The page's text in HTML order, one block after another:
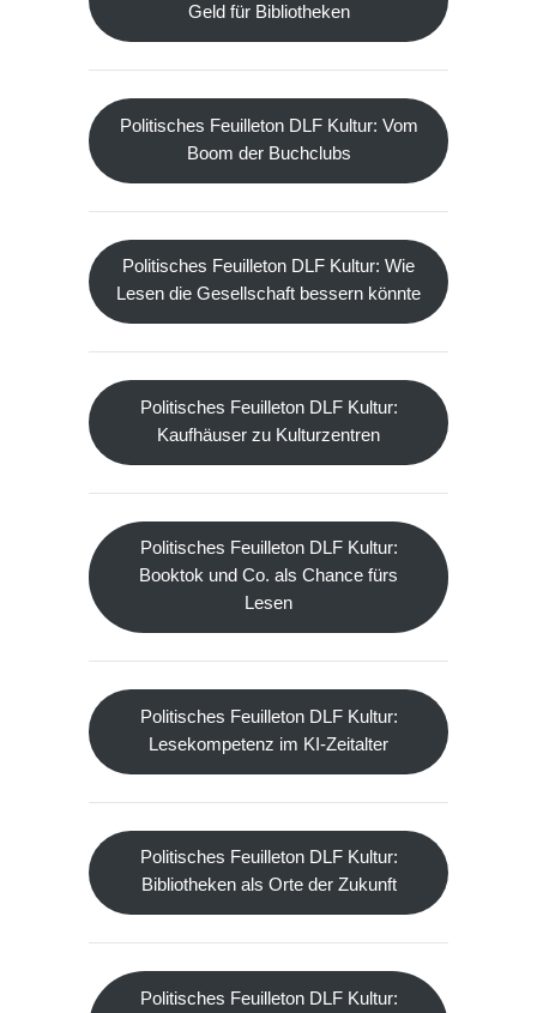
Geld für Bibliotheken
Politisches Feuilleton DLF Kultur: Vom
Boom der Buchclubs
Politisches Feuilleton DLF Kultur: Wie
Lesen die Gesellschaft bessern könnte
Politisches Feuilleton DLF Kultur:
Kaufhäuser zu Kulturzentren
Politisches Feuilleton DLF Kultur:
Booktok und Co. als Chance fürs
Lesen
Politisches Feuilleton DLF Kultur:
Lesekompetenz im KI-Zeitalter
Politisches Feuilleton DLF Kultur:
Bibliotheken als Orte der Zukunft
Politisches Feuilleton DLF Kultur: